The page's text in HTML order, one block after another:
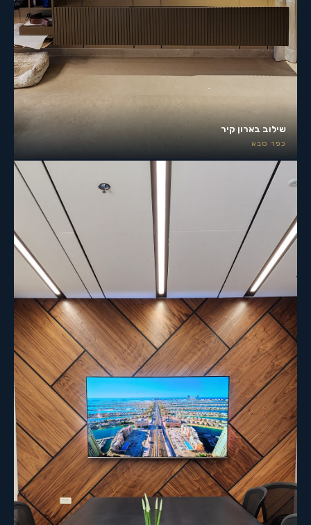
שילוב בארון קיר
כפר סבא